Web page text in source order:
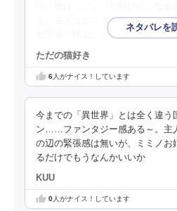
も、主人公とフラグ立てる女性は
犯罪者の姉ポジとか、普通の娘が
ただの猫好き
6人がナイス！しています
今までの「異世界」とは全く違う
ン……ファンタジー感ある～。主
の辺の緊張感は無いが、ミミノお
るだけでもうなんかいいか
KUU
0人がナイス！しています